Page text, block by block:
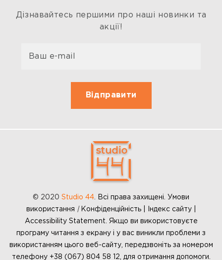
Дізнавайтесь першими про наші новинки та
акції!
© 2020 Studio 44
Всі права захищені. Умови
використання | Конфіденційність | Індекс сайту |
Accessibility Statement. Якщо ви використовуєте
програму читання з екрану і у вас виникли проблеми з
використанням цього веб-сайту, передзвоніть за номером
телефону +38 (067) 804 58 12, для отримання допомоги.